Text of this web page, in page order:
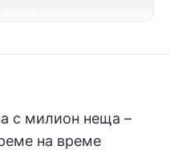
с милион неща –
на време